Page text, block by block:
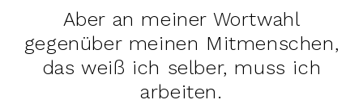
Aber an meiner Wortwahl
gegenüber meinen Mitmenschen,
das weiß ich selber, muss ich
arbeiten.